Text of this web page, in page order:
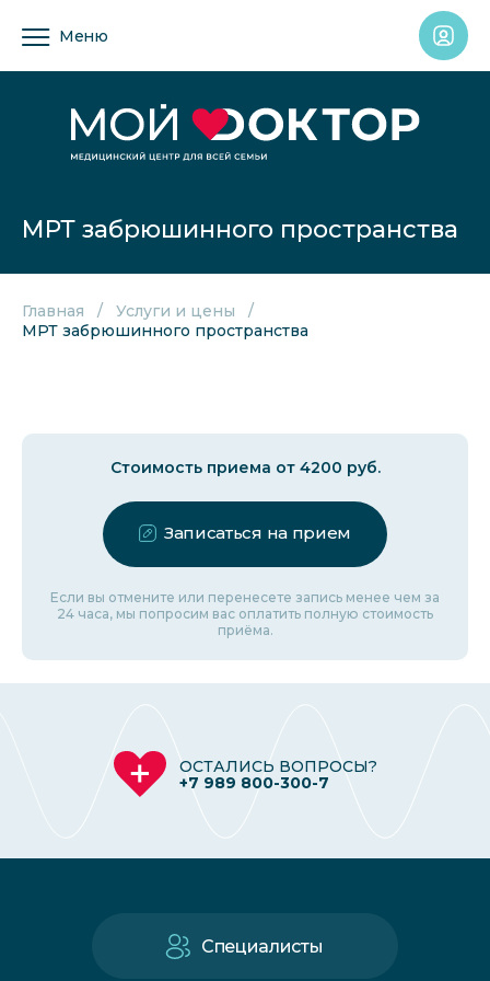
Меню
МРТ забрюшинного пространства
Главная
Услуги и цены
МРТ забрюшинного пространства
Стоимость приема от 4200 руб.
Записаться на прием
Если вы отмените или перенесете запись менее чем за
24 часа, мы попросим вас оплатить полную стоимость
приёма.
ОСТАЛИСЬ ВОПРОСЫ?
+7 989 800-300-7
Специалисты